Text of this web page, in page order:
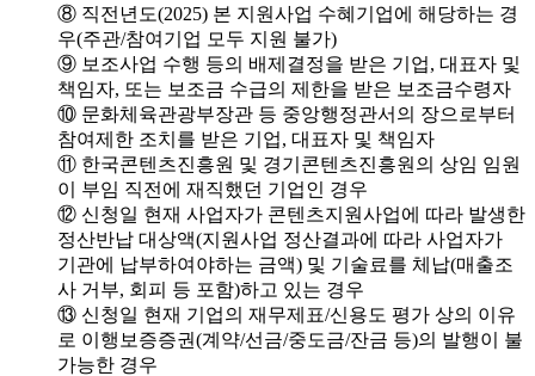
⑧ 직전년도(2025) 본 지원사업 수혜기업에 해당하는 경
우(주관/참여기업 모두 지원 불가)
⑨ 보조사업 수행 등의 배제결정을 받은 기업, 대표자 및
책임자, 또는 보조금 수급의 제한을 받은 보조금수령자
⑩ 문화체육관광부장관 등 중앙행정관서의 장으로부터
참여제한 조치를 받은 기업, 대표자 및 책임자
⑪ 한국콘텐츠진흥원 및 경기콘텐츠진흥원의 상임 임원
이 부임 직전에 재직했던 기업인 경우
⑫ 신청일 현재 사업자가 콘텐츠지원사업에 따라 발생한
정산반납 대상액(지원사업 정산결과에 따라 사업자가
기관에 납부하여야하는 금액) 및 기술료를 체납(매출조
사 거부, 회피 등 포함)하고 있는 경우
⑬ 신청일 현재 기업의 재무제표/신용도 평가 상의 이유
로 이행보증증권(계약/선금/중도금/잔금 등)의 발행이 불
가능한 경우